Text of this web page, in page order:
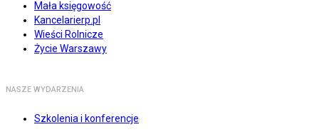
Mała księgowość
Kancelarierp.pl
Wieści Rolnicze
Życie Warszawy
NASZE WYDARZENIA
Szkolenia i konferencje